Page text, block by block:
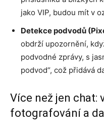
jako VIP, budou mít v
Detekce podvodů
obdrží upozornění,
podvodné zprávy, s
podvod“, což přidává
Více než jen chat:
fotografování a